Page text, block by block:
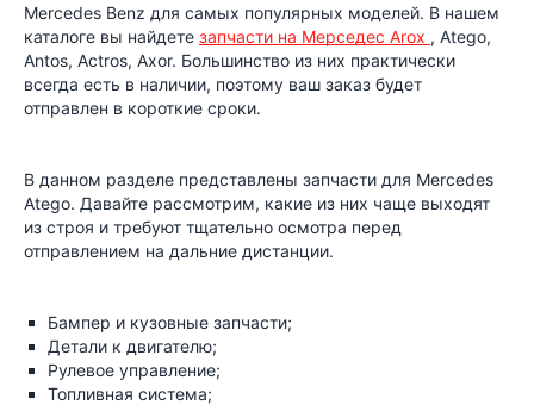
Mercedes Benz для самых популярных моделей. В нашем
каталоге вы найдете запчасти на Мерседес Arox , Atego,
Antos, Actros, Axor. Большинство из них практически
всегда есть в наличии, поэтому ваш заказ будет
отправлен в короткие сроки.
В данном разделе представлены запчасти для Mercedes
Atego. Давайте рассмотрим, какие из них чаще выходят
из строя и требуют тщательно осмотра перед
отправлением на дальние дистанции.
Бампер и кузовные запчасти;
Детали к двигателю;
Рулевое управление;
Топливная система;